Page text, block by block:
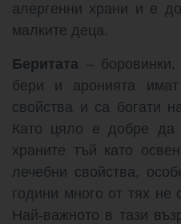
алергенни храни и е
малките деца.
Беритата –
бери и аронията имат
свойства и са богати
Като цяло е добре да
храните тъй като
лечебни свойства,
години много от тях не
Най-важното в тази